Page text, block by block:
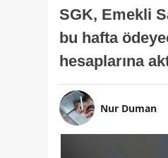
SGK, Emekli
bu hafta
hesaplarına
Nur Duman